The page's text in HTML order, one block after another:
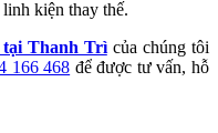
kiện thay thế.
tại Thanh Trìcủa chúng tôi
166 468 để được tư vấn, hỗ